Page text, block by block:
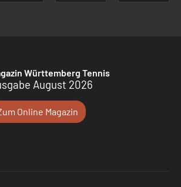
Württemberg Tennis
August 2026
Online Magazin